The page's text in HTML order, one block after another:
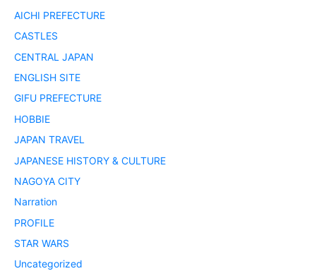
AICHI PREFECTURE
CASTLES
CENTRAL JAPAN
ENGLISH SITE
GIFU PREFECTURE
HOBBIE
JAPAN TRAVEL
JAPANESE HISTORY & CULTURE
NAGOYA CITY
Narration
PROFILE
STAR WARS
Uncategorized